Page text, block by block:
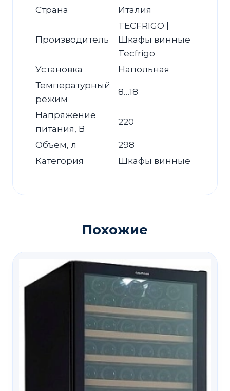
Страна
Италия
Производитель
TECFRIGO |
Шкафы винные
Tecfrigo
Установка
Напольная
Температурный
режим
8…18
Напряжение
питания, В
220
Объём, л
298
Категория
Шкафы винные
Похожие